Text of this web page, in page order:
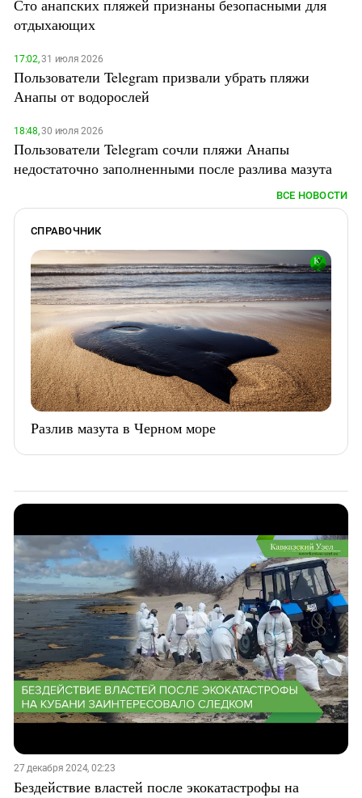
Сто анапских пляжей признаны безопасными для
отдыхающих
17:02,31 июля 2026
Пользователи Telegram призвали убрать пляжи
Анапы от водорослей
18:48,30 июля 2026
Пользователи Telegram сочли пляжи Анапы
недостаточно заполненными после разлива мазута
ВСЕ НОВОСТИ
СПРАВОЧНИК
Разлив мазута в Черном море
27 декабря 2024, 02:23
Бездействие властей после экокатастрофы на